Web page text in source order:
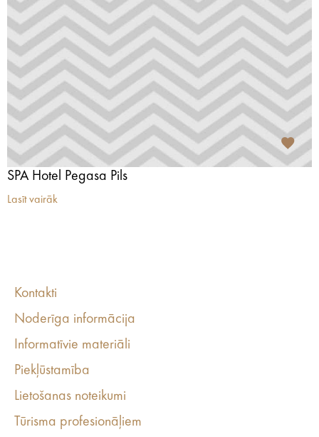
SPA Hotel Pegasa Pils
Lasīt vairāk
Kontakti
Noderīga informācija
Informatīvie materiāli
Piekļūstamība
Lietošanas noteikumi
Tūrisma profesionāļiem